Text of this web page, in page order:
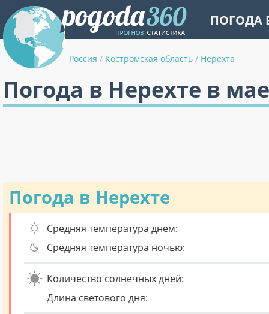
ПОГОДА
Россия / Костромская область / Нерехта
Погода в Нерехте в мае
Погода в Нерехте
Средняя температура днем:
Средняя температура ночью:
Количество солнечных дней:
Длина светового дня: